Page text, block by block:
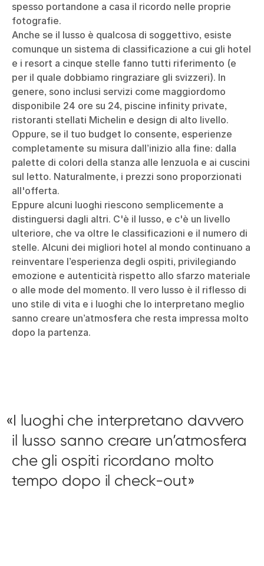
spesso portandone a casa il ricordo nelle proprie
fotografie.
Anche se il lusso è qualcosa di soggettivo, esiste
comunque un sistema di classificazione a cui gli hotel
e i resort a cinque stelle fanno tutti riferimento (e
per il quale dobbiamo ringraziare gli svizzeri). In
genere, sono inclusi servizi come maggiordomo
disponibile 24 ore su 24, piscine infinity private,
ristoranti stellati Michelin e design di alto livello.
Oppure, se il tuo budget lo consente, esperienze
completamente su misura dall’inizio alla fine: dalla
palette di colori della stanza alle lenzuola e ai cuscini
sul letto. Naturalmente, i prezzi sono proporzionati
all'offerta.
Eppure alcuni luoghi riescono semplicemente a
distinguersi dagli altri. C'è il lusso, e c'è un livello
ulteriore, che va oltre le classificazioni e il numero di
stelle. Alcuni dei migliori hotel al mondo continuano a
reinventare l’esperienza degli ospiti, privilegiando
emozione e autenticità rispetto allo sfarzo materiale
o alle mode del momento. Il vero lusso è il riflesso di
uno stile di vita e i luoghi che lo interpretano meglio
sanno creare un’atmosfera che resta impressa molto
dopo la partenza.
I luoghi che interpretano davvero
il lusso sanno creare un’atmosfera
che gli ospiti ricordano molto
tempo dopo il check-out